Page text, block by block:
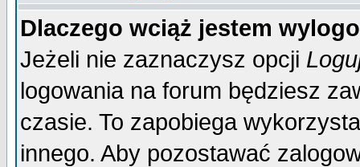
Dlaczego wciąż jestem
Jeżeli nie zaznaczysz opcji
logowania na forum będziesz
czasie. To zapobiega
innego. Aby pozostawać